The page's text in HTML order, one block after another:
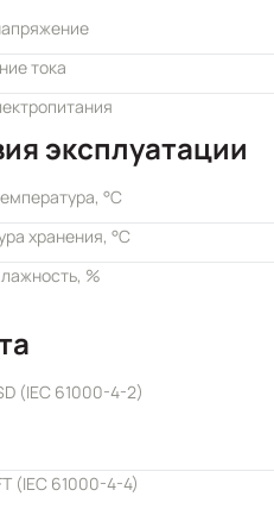
тока
эксплуатации
°C
хранения, °C
%
(IEC 61000-4-2)
(IEC 61000-4-4)